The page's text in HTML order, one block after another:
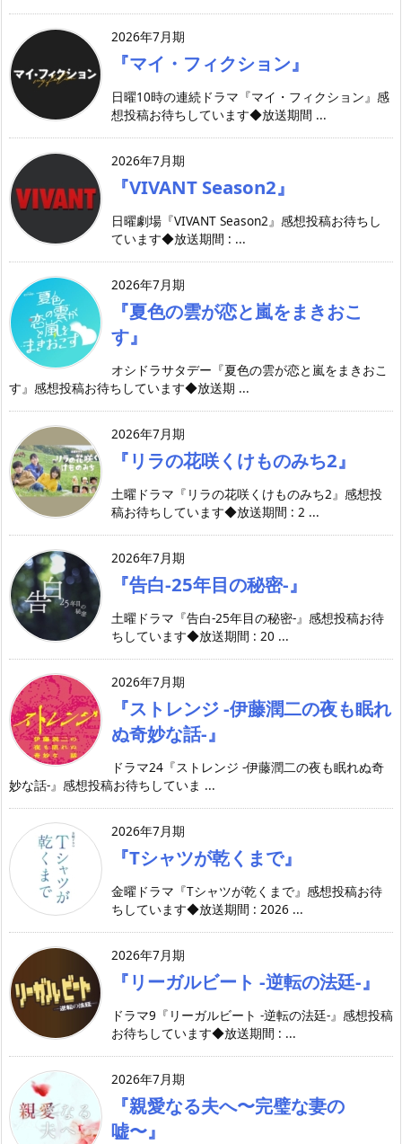
2026年7月期
『マイ・フィクション』
日曜10時の連続ドラマ『マイ・フィクション』感
想投稿お待ちしています◆放送期間 ...
2026年7月期
『VIVANT Season2』
日曜劇場『VIVANT Season2』感想投稿お待ちし
ています◆放送期間 : ...
2026年7月期
『夏色の雲が恋と嵐をまきおこ
す』
オシドラサタデー『夏色の雲が恋と嵐をまきおこ
す』感想投稿お待ちしています◆放送期 ...
2026年7月期
『リラの花咲くけものみち2』
土曜ドラマ『リラの花咲くけものみち2』感想投
稿お待ちしています◆放送期間 : 2 ...
2026年7月期
『告白-25年目の秘密-』
土曜ドラマ『告白-25年目の秘密-』感想投稿お待
ちしています◆放送期間 : 20 ...
2026年7月期
『ストレンジ -伊藤潤二の夜も眠れ
ぬ奇妙な話-』
ドラマ24『ストレンジ -伊藤潤二の夜も眠れぬ奇
妙な話-』感想投稿お待ちしていま ...
2026年7月期
『Tシャツが乾くまで』
金曜ドラマ『Tシャツが乾くまで』感想投稿お待
ちしています◆放送期間 : 2026 ...
2026年7月期
『リーガルビート -逆転の法廷-』
ドラマ9『リーガルビート -逆転の法廷-』感想投稿
お待ちしています◆放送期間 : ...
2026年7月期
『親愛なる夫へ〜完璧な妻の
嘘〜』